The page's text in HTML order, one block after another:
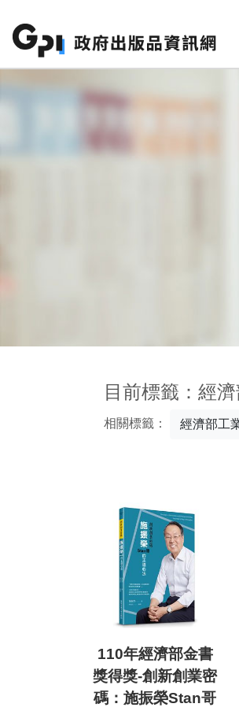
目前標籤：經
相關標籤： 經濟部工
110年經濟部金書
獎得獎-創新創業密
碼：施振榮Stan哥